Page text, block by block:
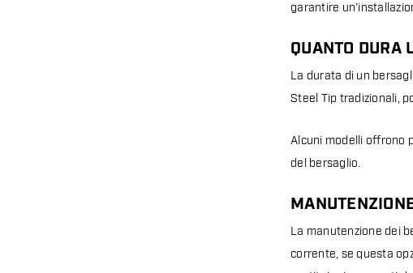
garantire
QUANTO DURA
La durata di un
Steel Tip tradizionali,
Alcuni modelli offrono
del bersaglio.
La manutenzione dei
corrente, se questa